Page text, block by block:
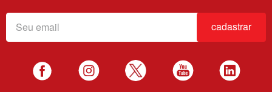
cadastrar